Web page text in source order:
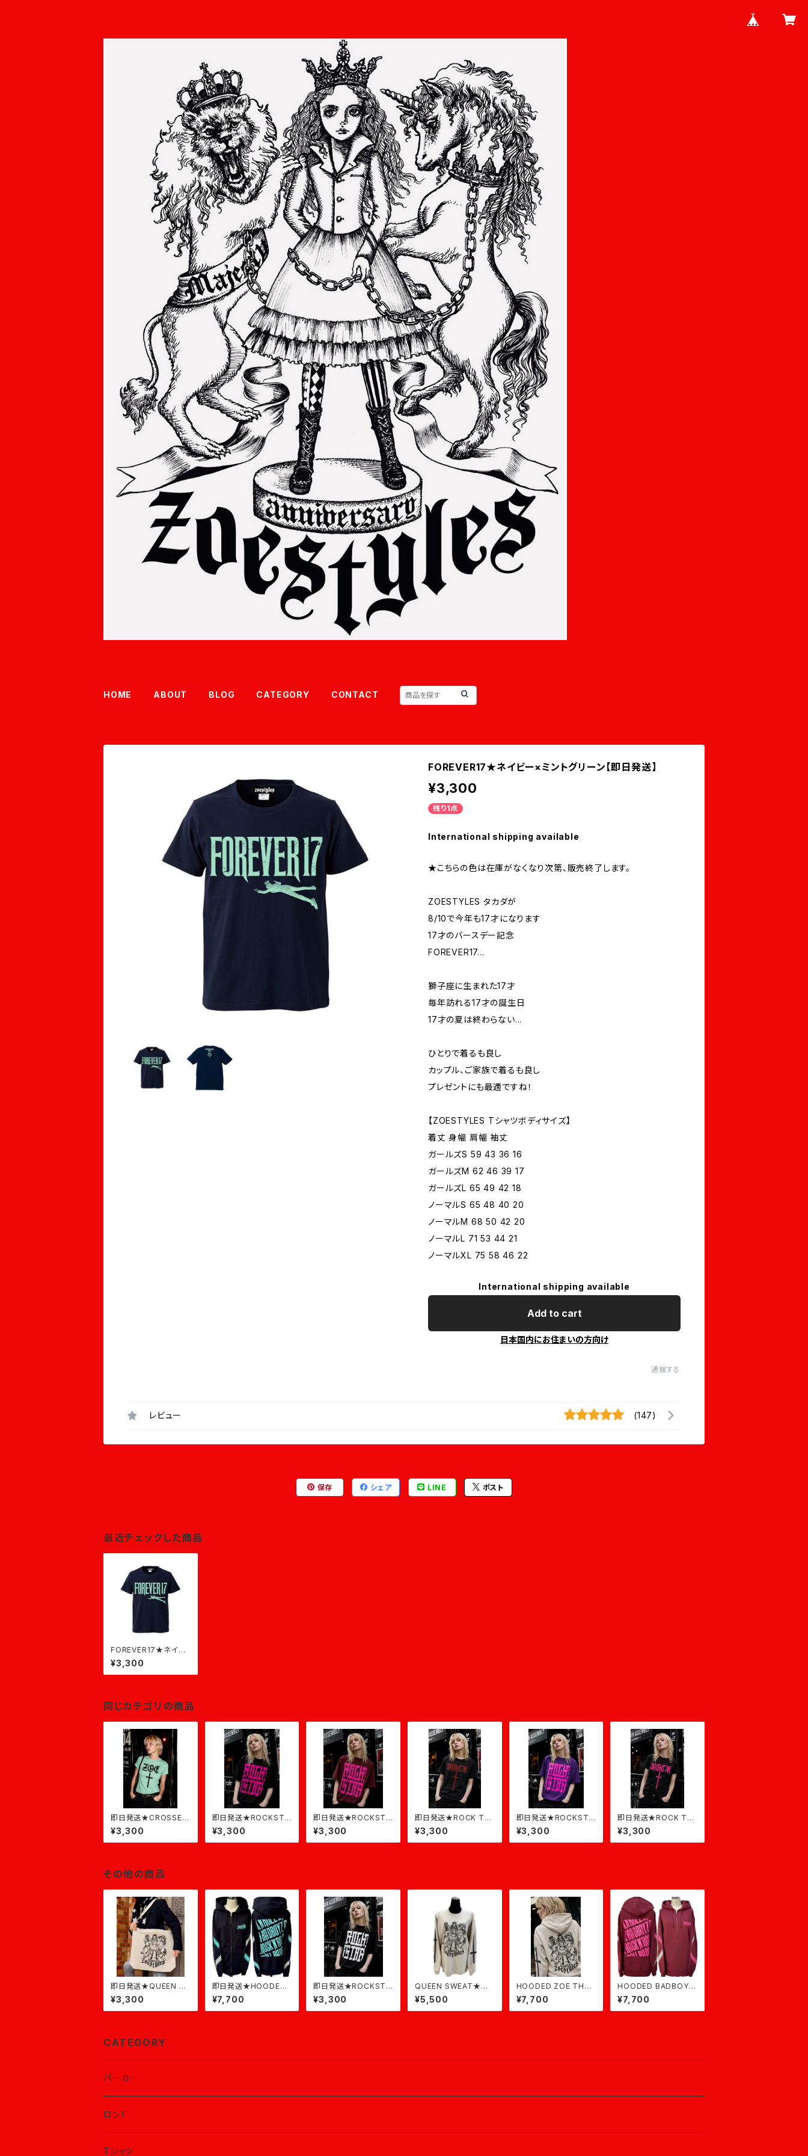
HOME ABOUT BLOG CATEGORY CONTACT
FOREVER17★ネイビー×ミントグリーン【即日発送】
¥3,300
残り1点
International shipping available
★こちらの色は在庫がなくなり次第、販売終了します。
ZOESTYLES タカダが
8/10で今年も17才になります
17才のバースデー記念
FOREVER17...
獅子座に生まれた17才
毎年訪れる17才の誕生日
17才の夏は終わらない...
ひとりで着るも良し
カップル、ご家族で着るも良し
プレゼントにも最適ですね！
【ZOESTYLES Tシャツボディサイズ】
着丈 身幅 肩幅 袖丈
ガールズS 59 43 36 16
ガールズM 62 46 39 17
ガールズL 65 49 42 18
ノーマルS 65 48 40 20
ノーマルM 68 50 42 20
ノーマルL 71 53 44 21
ノーマルXL 75 58 46 22
International shipping available
Add to cart
日本国内にお住まいの方向け
通報する
レビュー (147)
保存 シェア LINE ポスト
最近チェックした商品
FOREVER17★ネイビ
ー×ミントグリーン【即
日発送】
¥3,300
同じカテゴリの商品
即日発送★CROSSED
ZOE T-shirt★アイス
グリーン
¥3,300
即日発送★ROCKSTA
R★黒×ピンク
¥3,300
即日発送★ROCKSTA
R★バーガンディ×ピン
ク
¥3,300
即日発送★ROCK T-S
hirt★黒×バーガンディ
¥3,300
即日発送★ROCKSTA
R★パープル×ピンク
¥3,300
即日発送★ROCK T-S
hirt★黒×ピンク
¥3,300
その他の商品
即日発送★QUEEN La
rge Tote★ナチュラル
¥3,300
即日発送★HOODED
BADBOYZ ROCK★黒
×ミント
¥7,700
即日発送★ROCKSTA
R★黒×白
¥3,300
QUEEN SWEAT★サ
ンドベージュ★即日発
送
¥5,500
HOODED ZOE THE
QUEEN★サンドベージ
ュ
¥7,700
HOODED BADBOYZ
★バーガンディ×ピンク
¥7,700
CATEGORY
パーカー
ロンT
Tシャツ